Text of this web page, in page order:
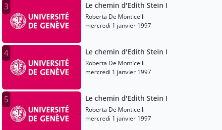
3 Le chemin d'Edith Stein I
Roberta De Monticelli
mercredi 1 janvier 1997
4 Le chemin d'Edith Stein I
Roberta De Monticelli
mercredi 1 janvier 1997
5 Le chemin d'Edith Stein I
Roberta De Monticelli
mercredi 1 janvier 1997